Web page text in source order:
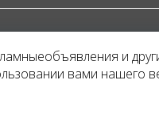
и
вами нашего